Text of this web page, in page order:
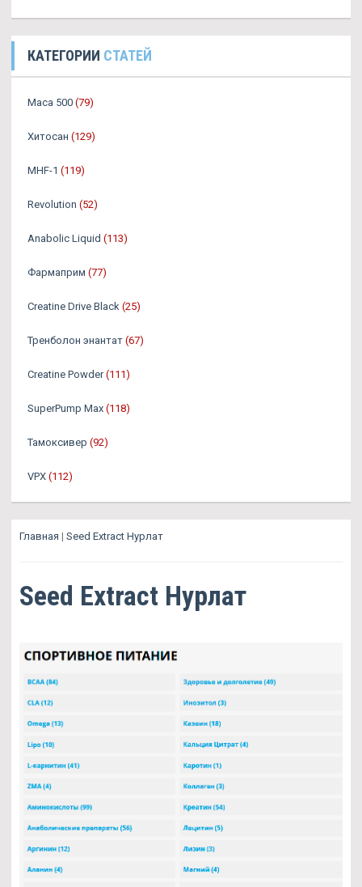
КАТЕГОРИИ СТАТЕЙ
Maca 500 (79)
Хитосан (129)
MHF-1 (119)
Revolution (52)
Anabolic Liquid (113)
Фармаприм (77)
Creatine Drive Black (25)
Тренболон энантат (67)
Creatine Powder (111)
SuperPump Max (118)
Тамоксивер (92)
VPX (112)
Главная | Seed Extract Нурлат
Seed Extract Нурлат